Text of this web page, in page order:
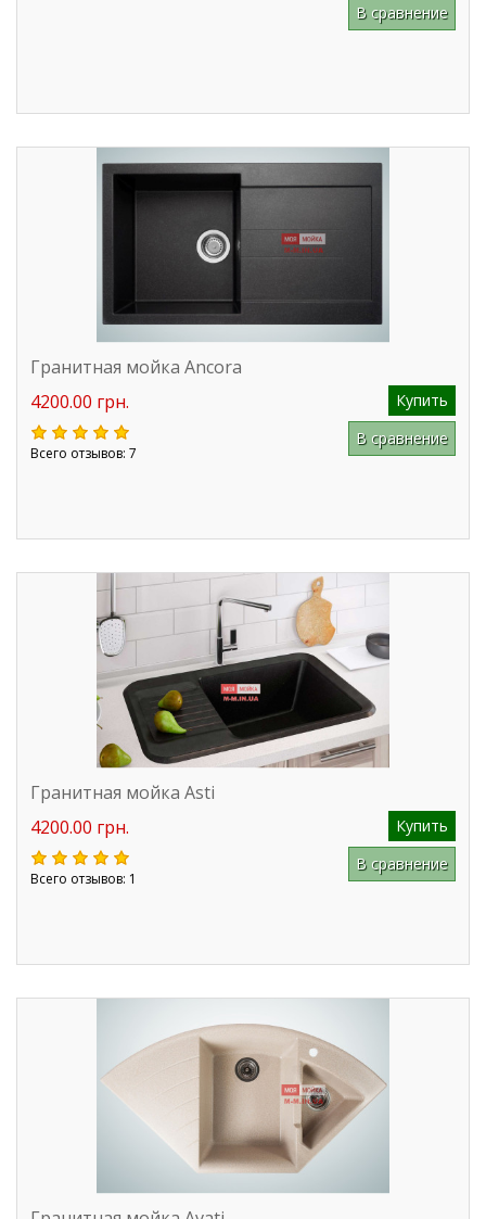
В сравнение
Гранитная мойка Ancora
4200.00 грн.
Купить
Всего отзывов: 7
В сравнение
Гранитная мойка Asti
4200.00 грн.
Купить
Всего отзывов: 1
В сравнение